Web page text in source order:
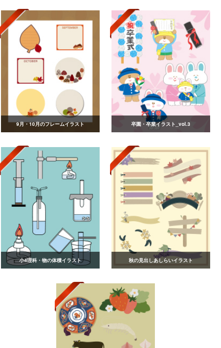
9月・10月のフレームイラスト 卒園・卒業イラスト_vol.3
小4理科・物の体積イラスト 秋の見出しあしらいイラスト